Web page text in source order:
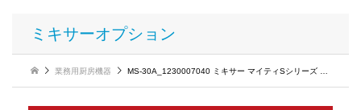
ミキサーオプション
業務用厨房機器 MS-30A_1230007040 ミキサー マイティSシリーズ 30L マイティS30A用オプション 裏ごし器一式